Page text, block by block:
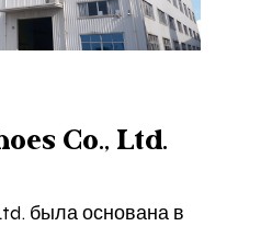
Co., Ltd.
была основана в